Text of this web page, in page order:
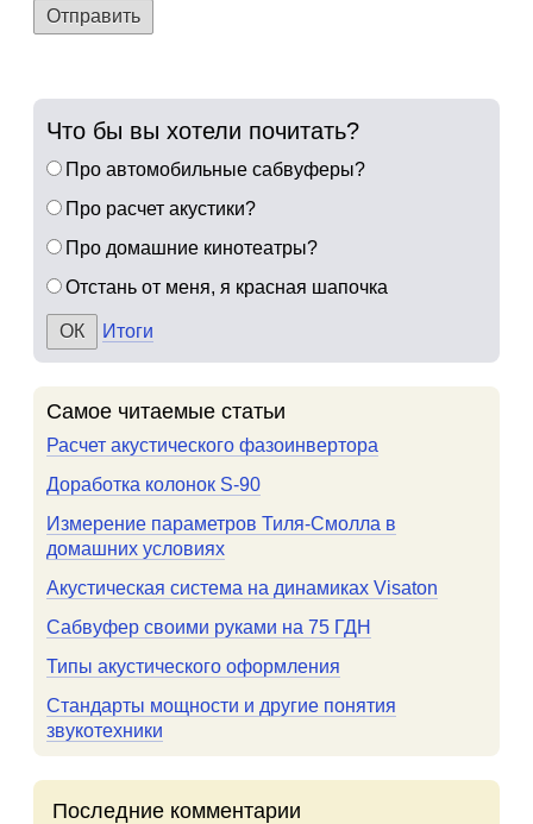
Отправить
Что бы вы хотели почитать?
Про автомобильные сабвуферы?
Про расчет акустики?
Про домашние кинотеатры?
Отстань от меня, я красная шапочка
Итоги
Самое читаемые статьи
Расчет акустического фазоинвертора
Доработка колонок S-90
Измерение параметров Тиля-Смолла в
домашних условиях
Акустическая система на динамиках Visaton
Сабвуфер своими руками на 75 ГДН
Типы акустического оформления
Стандарты мощности и другие понятия
звукотехники
Последние комментарии